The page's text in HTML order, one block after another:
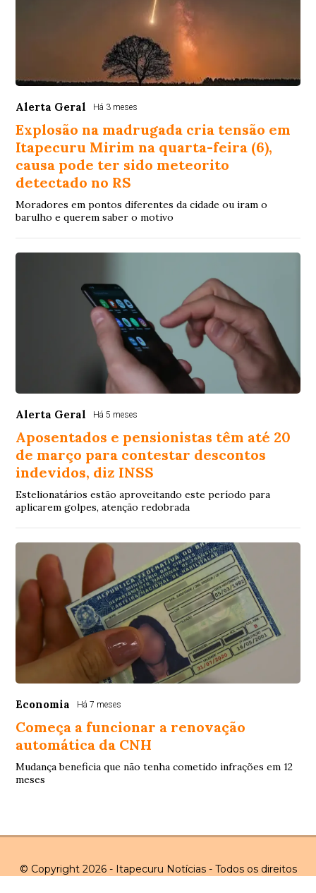
Alerta Geral Há 3 meses
Explosão na madrugada cria tensão em
Itapecuru Mirim na quarta-feira (6),
causa pode ter sido meteorito
detectado no RS
Moradores em pontos diferentes da cidade ou iram o
barulho e querem saber o motivo
Alerta Geral Há 5 meses
Aposentados e pensionistas têm até 20
de março para contestar descontos
indevidos, diz INSS
Estelionatários estão aproveitando este período para
aplicarem golpes, atenção redobrada
Economia Há 7 meses
Começa a funcionar a renovação
automática da CNH
Mudança beneficia que não tenha cometido infrações em 12
meses
© Copyright 2026 - Itapecuru Notícias - Todos os direitos